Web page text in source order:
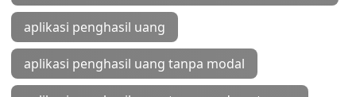
aplikasi penghasil uang
aplikasi penghasil uang tanpa modal